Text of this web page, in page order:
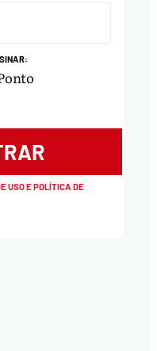
USO E POLÍTICA DE